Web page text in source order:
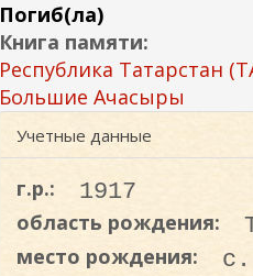
Погиб(ла)
Книга памяти:
Республика Татарстан
Большие Ачасыры
Учетные данные
г.р.: 1917
область рождения:
место рождения: с.